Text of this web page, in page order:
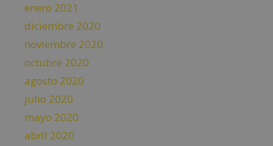
enero 2021
diciembre 2020
noviembre 2020
octubre 2020
agosto 2020
julio 2020
mayo 2020
abril 2020